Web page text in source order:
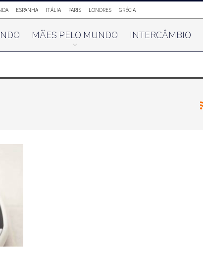
ESPANHA ITÁLIA PARIS LONDRES GRÉCIA
MÃES PELO MUNDO INTERCÂMBIO